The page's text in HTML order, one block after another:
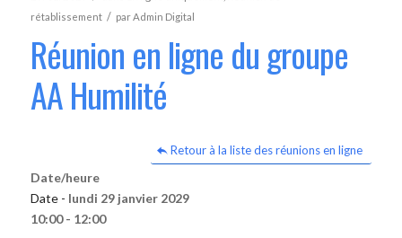
rétablissement / parAdmin Digital
Réunion en ligne du groupe
AA Humilité
Retour à la liste des réunions en ligne
Date/heure
Date - lundi 29 janvier 2029
10:00 - 12:00